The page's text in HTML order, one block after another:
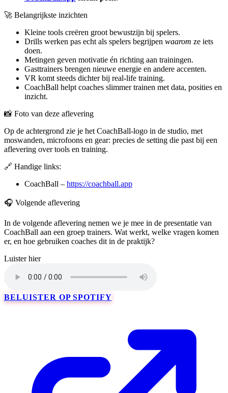
🚀 Belangrijkste inzichten
Kleine tools creëren groot bewustzijn bij spelers.
Drills werken pas echt als spelers begrijpen waarom ze iets
doen.
Metingen geven motivatie én richting aan trainingen.
Gasttrainers brengen nieuwe energie en andere accenten.
VR komt steeds dichter bij real-life training.
CoachBall helpt coaches slimmer trainen met data, posities en
inzicht.
📸 Foto van deze aflevering
Op de achtergrond zie je het CoachBall-logo in de studio, met
moswanden, microfoons en gear: precies de setting die past bij een
aflevering over tools en training.
🔗 Handige links:
CoachBall – https://coachball.app
🎧 Volgende aflevering
In de volgende aflevering nemen we je mee in de presentatie van
CoachBall aan een groep trainers. Wat werkt, welke vragen komen
er, en hoe gebruiken coaches dit in de praktijk?
Luister hier
BELUISTER OP SPOTIFY